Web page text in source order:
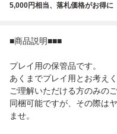
5,000円相当、落札価格がお得に
■商品説明■■■
プレイ用の保管品です。
あくまでプレイ用とお考え
ご理解いただける方のみの
同梱可能ですが、その際は
ませ。